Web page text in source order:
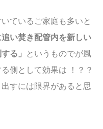
ているご家庭も多いと
追い焚き配管内を新しい
る」
というものでが風
側として効果は ！？？
すには限界があると思